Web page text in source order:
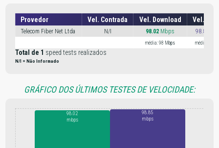
Provedor Vel. Contrada Vel. Download Vel.
Telecom Fiber Net Ltda N/I 98.02 Mbps 98.85
média: 98 Mbps média: 98
Total de 1 speed tests realizados
N/I = Não Informado
GRÁFICO DOS ÚLTIMOS TESTES DE VELOCIDADE:
98.02
mbps
98.85
mbps